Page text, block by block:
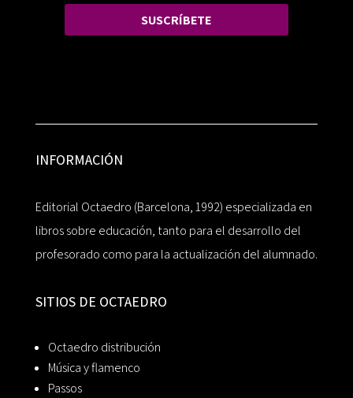
SUSCRÍBETE
INFORMACIÓN
Editorial Octaedro (Barcelona, 1992) especializada en
libros sobre educación, tanto para el desarrollo del
profesorado como para la actualización del alumnado.
SITIOS DE OCTAEDRO
Octaedro distribución
Música y flamenco
Passos